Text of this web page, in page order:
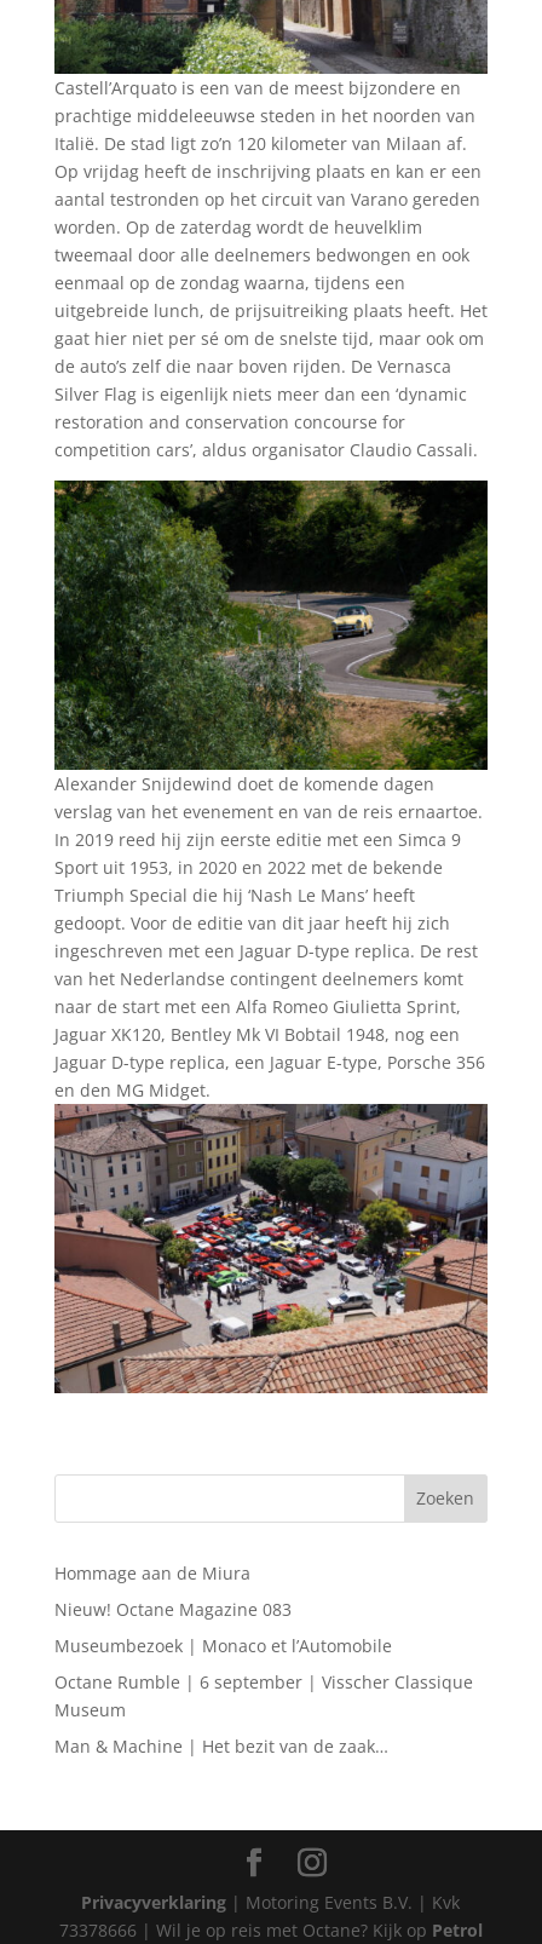
Castell’Arquato is een van de meest bijzondere en
prachtige middeleeuwse steden in het noorden van
Italië. De stad ligt zo’n 120 kilometer van Milaan af.
Op vrijdag heeft de inschrijving plaats en kan er een
aantal testronden op het circuit van Varano gereden
worden. Op de zaterdag wordt de heuvelklim
tweemaal door alle deelnemers bedwongen en ook
eenmaal op de zondag waarna, tijdens een
uitgebreide lunch, de prijsuitreiking plaats heeft. Het
gaat hier niet per sé om de snelste tijd, maar ook om
de auto’s zelf die naar boven rijden. De Vernasca
Silver Flag is eigenlijk niets meer dan een ‘dynamic
restoration and conservation concourse for
competition cars’, aldus organisator Claudio Cassali.
Alexander Snijdewind doet de komende dagen
verslag van het evenement en van de reis ernaartoe.
In 2019 reed hij zijn eerste editie met een Simca 9
Sport uit 1953, in 2020 en 2022 met de bekende
Triumph Special die hij ‘Nash Le Mans’ heeft
gedoopt. Voor de editie van dit jaar heeft hij zich
ingeschreven met een Jaguar D-type replica. De rest
van het Nederlandse contingent deelnemers komt
naar de start met een Alfa Romeo Giulietta Sprint,
Jaguar XK120, Bentley Mk VI Bobtail 1948, nog een
Jaguar D-type replica, een Jaguar E-type, Porsche 356
en den MG Midget.
Hommage aan de Miura
Nieuw! Octane Magazine 083
Museumbezoek | Monaco et l’Automobile
Octane Rumble | 6 september | Visscher Classique
Museum
Man & Machine | Het bezit van de zaak…
Privacyverklaring | Motoring Events B.V. | Kvk
73378666 | Wil je op reis met Octane? Kijk op Petrol